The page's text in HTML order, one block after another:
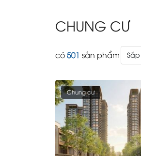
CHUNG CƯ
có501 sản phẩm
Chung cư